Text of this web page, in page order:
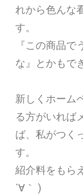
れから色んな
す。
『この商品
な』とかもで
新しくホーム
る方がいれば
ば、私がつく
す。
紹介料をもら
´∀｀ )